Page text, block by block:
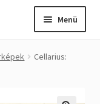
Menü
Cellarius: